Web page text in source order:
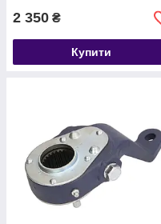
2 350 ₴
Купити